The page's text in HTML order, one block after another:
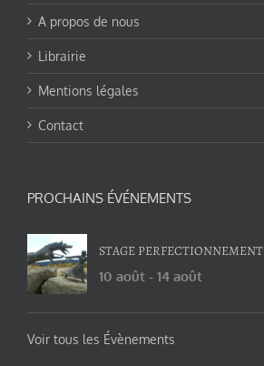
A propos de nous
Librairie
Mentions légales
Contact
PROCHAINS ÉVÉNEMENTS
STAGE PERFECTIONNEMENT
10 août - 14 août
Voir tous les Évènements